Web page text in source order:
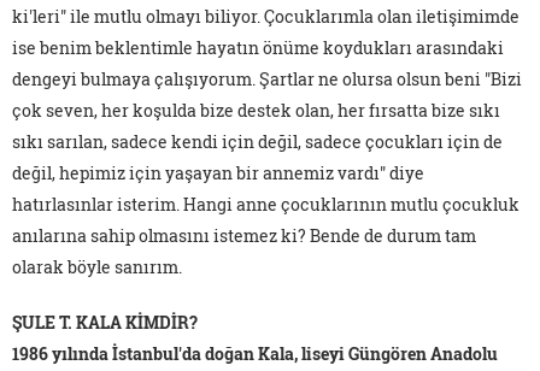
ki'leri" ile mutlu olmayı biliyor. Çocuklarımla olan iletişimimde
ise benim beklentimle hayatın önüme koydukları arasındaki
dengeyi bulmaya çalışıyorum. Şartlar ne olursa olsun beni "Bizi
çok seven, her koşulda bize destek olan, her fırsatta bize sıkı
sıkı sarılan, sadece kendi için değil, sadece çocukları için de
değil, hepimiz için yaşayan bir annemiz vardı" diye
hatırlasınlar isterim. Hangi anne çocuklarının mutlu çocukluk
anılarına sahip olmasını istemez ki? Bende de durum tam
olarak böyle sanırım.
ŞULE T. KALA KİMDİR?
1986 yılında İstanbul'da doğan Kala, liseyi Güngören Anadolu